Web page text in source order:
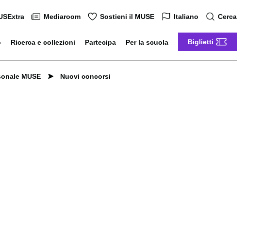
Mediaroom Sostieni il MUSE Italiano Cerca
Ricerca e collezioni Partecipa Per la scuola Biglietti
MUSE Nuovi concorsi